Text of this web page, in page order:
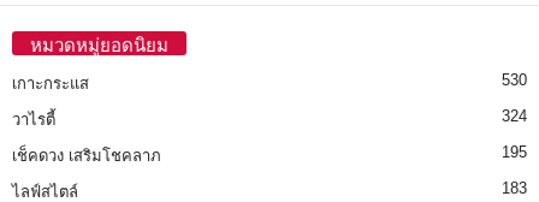
หมวดหมู่ยอดนิยม
เกาะกระแส 530
วาไรตี้ 324
เช็คดวง เสริมโชคลาภ 195
ไลฟ์สไตล์ 183